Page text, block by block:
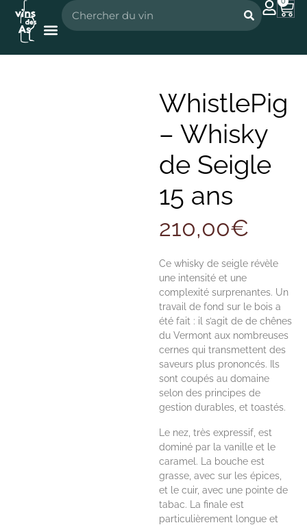
WhistlePig
– Whisky
de Seigle
15 ans
210,00€
Ce whisky de seigle révèle
une intensité et une
complexité surprenantes. Un
travail de fond sur le bois a
été fait : il s’agit de de chênes
du Vermont aux nombreuses
cernes qui transmettent des
saveurs plus prononcés. Ils
sont coupés au domaine
selon des principes de
gestion durables, et toastés.
Le nez, très expressif, est
dominé par la vanille et le
caramel. La bouche est
grasse, avec sur les épices,
et le cuir, avec une pointe de
tabac. La finale est
particulièrement longue et